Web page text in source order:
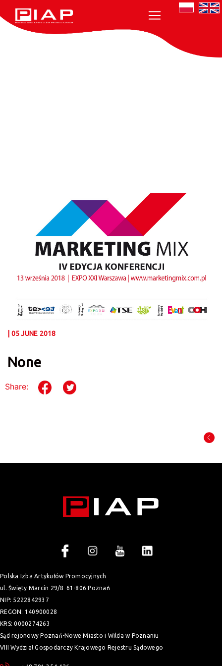
| 05 JUNE 2018
None
Share:
Polska Izba Artykułów Promocyjnych
ul. Święty Marcin 29/8 61-806 Poznań
NIP: 5222842937
REGON: 140900028
KRS: 0000274263
Sąd rejonowy Poznań-Nowe Miasto i Wilda w Poznaniu
VIII Wydział Gospodarczy Krajowego Rejestru Sądowego